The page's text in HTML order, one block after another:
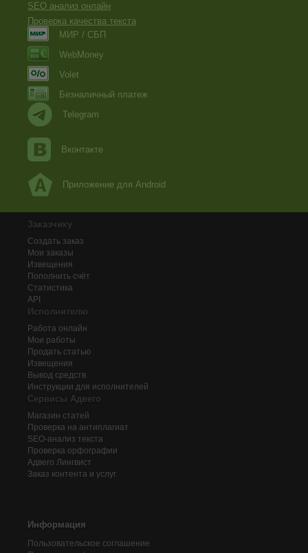
SEO анализ онлайн
Проверка качества текста
МИР / СБП
WebMoney
Volet
Безналичный платеж
Telegram
Вконтакте
Приложение для Android
Заказчику
Создать заказ
Мои заказы
Извещения
Пополнить счёт
Статистика
API
Исполнителю
Работа онлайн
Мои работы
Продать статью
Извещения
Вывод средств
Инструкции для исполнителей
Сервисы Адвего
Магазин статей
Проверка на антиплагиат
SEO-анализ текста
Проверка орфографии
Адвего Лингвист
Заказ контента и услуг
Информация
Пользовательское соглашение